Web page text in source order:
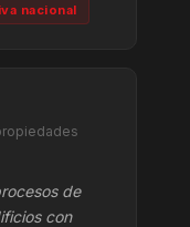
nacional
de
con